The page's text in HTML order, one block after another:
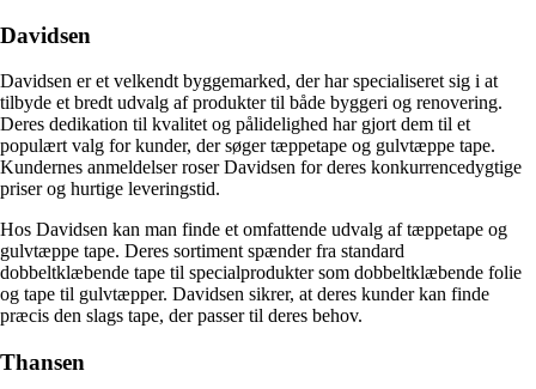
Davidsen
Davidsen er et velkendt byggemarked, der har specialiseret sig i at
tilbyde et bredt udvalg af produkter til både byggeri og renovering.
Deres dedikation til kvalitet og pålidelighed har gjort dem til et
populært valg for kunder, der søger tæppetape og gulvtæppe tape.
Kundernes anmeldelser roser Davidsen for deres konkurrencedygtige
priser og hurtige leveringstid.
Hos Davidsen kan man finde et omfattende udvalg af tæppetape og
gulvtæppe tape. Deres sortiment spænder fra standard
dobbeltklæbende tape til specialprodukter som dobbeltklæbende folie
og tape til gulvtæpper. Davidsen sikrer, at deres kunder kan finde
præcis den slags tape, der passer til deres behov.
Thansen